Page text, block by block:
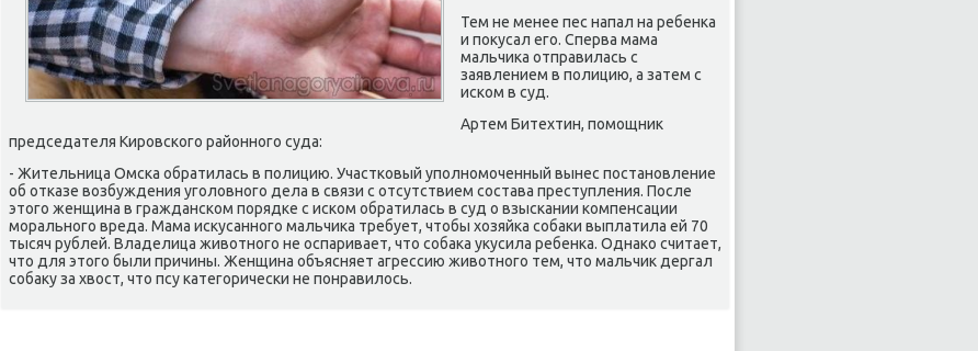
Тем не менее пес напал на ребенка
и покусал его. Сперва мама
мальчика отправилась с
заявлением в полицию, а затем с
иском в суд.
Артем Битехтин, помощник
председателя Кировского районного суда:
- Жительница Омска обратилась в полицию. Участковый уполномоченный вынес постановление
об отказе возбуждения уголовного дела в связи с отсутствием состава преступления. После
этого женщина в гражданском порядке с иском обратилась в суд о взыскании компенсации
морального вреда. Мама искусанного мальчика требует, чтобы хозяйка собаки выплатила ей 70
тысяч рублей. Владелица животного не оспаривает, что собака укусила ребенка. Однако считает,
что для этого были причины. Женщина объясняет агрессию животного тем, что мальчик дергал
собаку за хвост, что псу категорически не понравилось.